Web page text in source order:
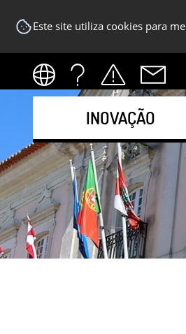
Este site utiliza cookies para
INOVAÇÃO